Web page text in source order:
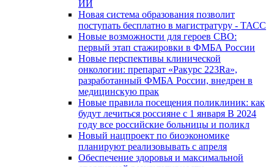
ИИ
Новая система образования позволит
поступать бесплатно в магистратуру - ТАСС
Новые возможности для героев СВО:
первый этап стажировки в ФМБА России
Новые перспективы клинической
онкологии: препарат «Ракурс 223Ra»,
разработанный ФМБА России, внедрен в
медицинскую прак
Новые правила посещения поликлиник: как
будут лечиться россияне с 1 января В 2024
году все российские больницы и поликл
Новый нацпроект по биоэкономике
планируют реализовывать с апреля
Обеспечение здоровья и максимальной